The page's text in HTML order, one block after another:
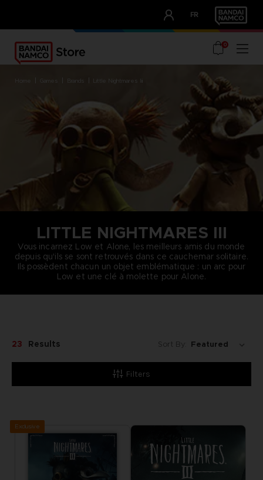
FR
OUR ADVANTAGES
0
home games brands little nightmares iii
LITTLE NIGHTMARES III
Vous incarnez Low et Alone, les meilleurs amis du monde
depuis qu'ils se sont retrouvés dans ce cauchemar solitaire.
Ils possèdent chacun un objet emblématique : un arc pour
Low et une clé à molette pour Alone.
Filters
23 Results Sort By:
Exclusive